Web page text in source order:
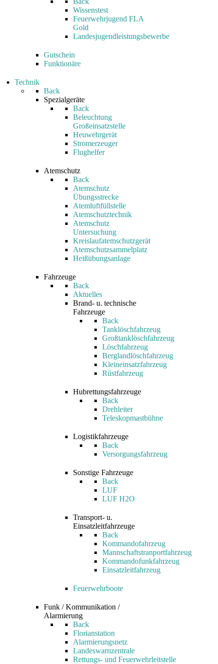
Wissenstest
Feuerwehrjugend FLA
Gold
Landesjugendleistungsbewerbe
Gutschein
Funktionäre
Technik
Back
Spezialgeräte
Back
Beleuchtung
Großeinsatzstelle
Heuwehrgerät
Stromerzeuger
Flughelfer
Atemschutz
Back
Atemschutz
Übungsstrecke
Atemluftfüllstelle
Atemschutztechnik
Atemschutz
Untersuchung
Kreislaufatemschutzgerät
Atemschutzsammelplatz
Heißübungsanlage
Fahrzeuge
Back
Aktuelles
Brand- u. technische
Fahrzeuge
Back
Tanklöschfahrzeug
Großtanklöschfahrzeug
Löschfahrzeug
Berglandlöschfahrzeug
Kleineinsatzfahrzeug
Rüstfahrzeug
Hubrettungsfahrzeuge
Back
Drehleiter
Teleskopmastbühne
Logistikfahrzeuge
Back
Versorgungsfahrzeug
Sonstige Fahrzeuge
Back
LUF
LUF H2O
Transport- u.
Einsatzleitfahrzeuge
Back
Kommandofahrzeug
Mannschaftstranportfahrzeug
Kommandofunkfahrzeug
Einsatzleitfahrzeug
Feuerwehrboote
Funk / Kommunikation /
Alarmierung
Back
Florianstation
Alarmierungsnetz
Landeswarnzentrale
Rettungs- und Feuerwehrleitstelle